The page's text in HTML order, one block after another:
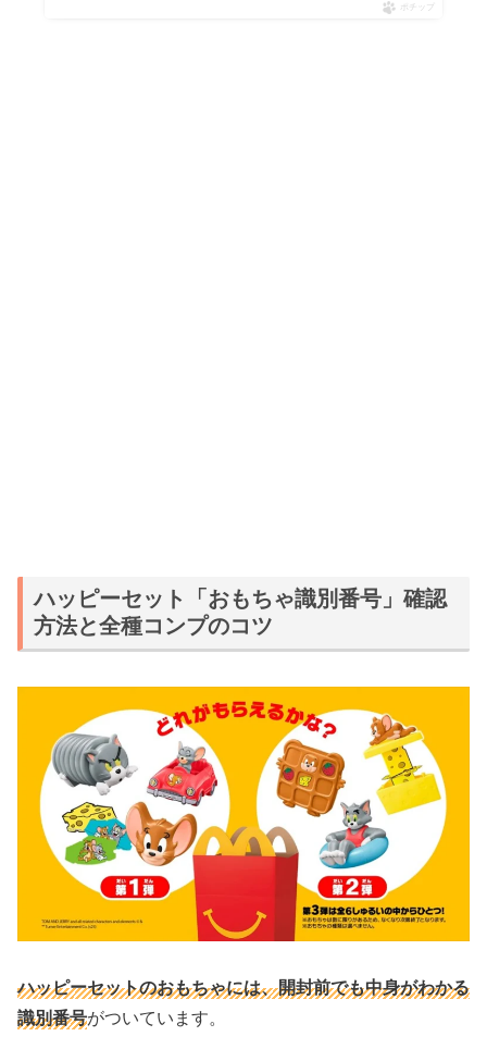
ポチップ
ハッピーセット「おもちゃ識別番号」確認
方法と全種コンプのコツ
ハッピーセットのおもちゃには、開封前でも中身がわかる
識別番号がついています。